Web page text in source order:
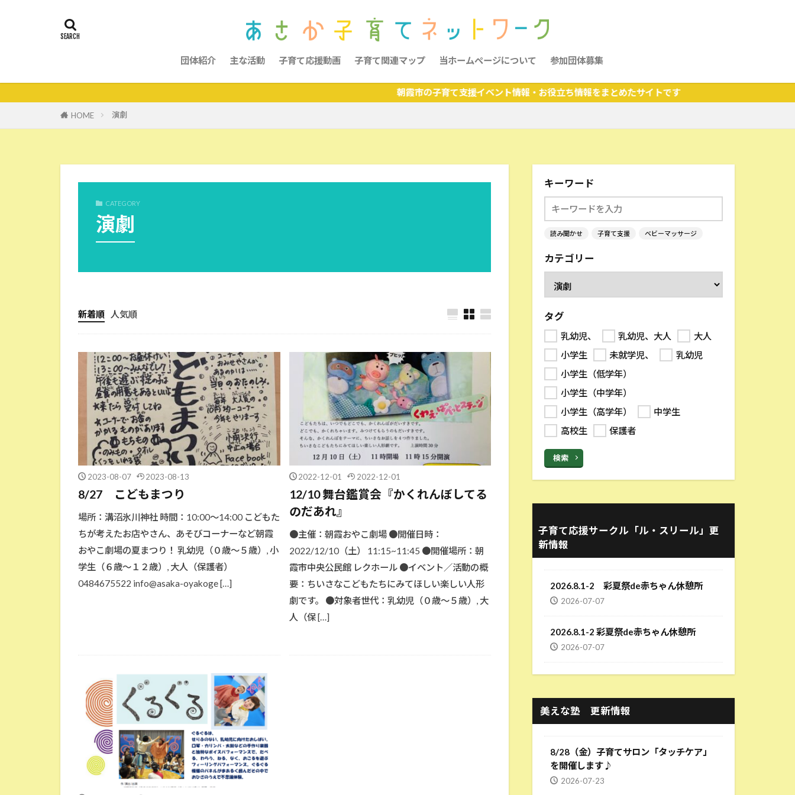
団体紹介 主な活動 子育て応援動画 子育て関連マップ 当ホームページについて 参加団体募集
朝霞市の子育て支援イベント情報・お役立ち情報をまとめたサイトです
HOME 演劇
CATEGORY
演劇
新着順 人気順
2023-08-07 2023-08-13
8/27 こどもまつり
場所：溝沼氷川神社 時間：10:00〜14:00 こどもた
ちが考えたお店やさん、あそびコーナーなど朝霞
おやこ劇場の夏まつり！ 乳幼児（０歳～５歳）, 小
学生（６歳～１２歳）, 大人（保護者）
0484675522 info@asaka-oyakoge […]
2022-12-01 2022-12-01
12/10 舞台鑑賞会『かくれんぼしてる
のだあれ』
●主催：朝霞おやこ劇場 ●開催日時：
2022/12/10（土） 11:15~11:45 ●開催場所：朝
霞市中央公民館 レクホール ●イベント／活動の概
要：ちいさなこどもたちにみてほしい楽しい人形
劇です。 ●対象者世代：乳幼児（０歳～５歳）, 大
人（保 […]
キーワード
読み聞かせ 子育て支援 ベビーマッサージ
カテゴリー
タグ
乳幼児、 乳幼児、大人
大人
小学生
未就学児、
乳幼児
小学生（低学年）
小学生（中学年）
小学生（高学年）
中学生
高校生
保護者
検索
子育て応援サークル「ル・スリール」更
新情報
2026.8.1-2 彩夏祭de赤ちゃん休憩所
2026-07-07
2026.8.1-2 彩夏祭de赤ちゃん休憩所
2026-07-07
美えな塾 更新情報
8/28（金）子育てサロン「タッチケア」
を開催します♪
2026-07-23